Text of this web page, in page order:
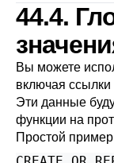
44.4.
Вы можете
включая
Эти данные
функции на
Простой